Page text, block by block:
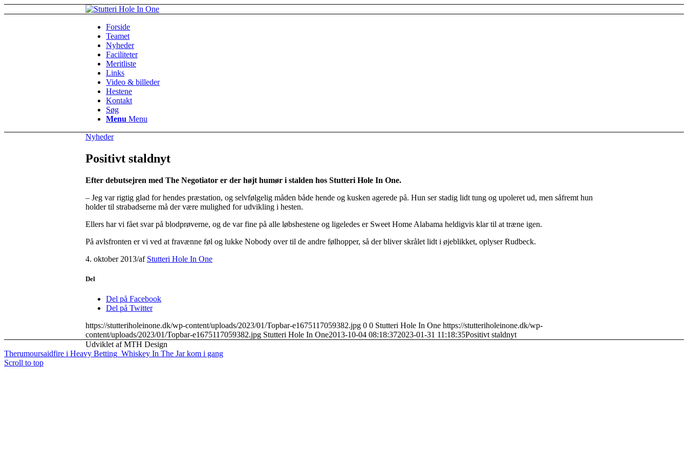
Forside
Teamet
Nyheder
Faciliteter
Meritliste
Links
Video & billeder
Hestene
Kontakt
Søg
Menu Menu
Nyheder
Positivt staldnyt
Efter debutsejren med The Negotiator er der højt humør i stalden hos Stutteri Hole In One.
– Jeg var rigtig glad for hendes præstation, og selvfølgelig måden både hende og kusken agerede på. Hun ser stadig lidt tung og upoleret ud, men såfremt hun
holder til strabadserne må der være mulighed for udvikling i hesten.
Ellers har vi fået svar på blodprøverne, og de var fine på alle løbshestene og ligeledes er Sweet Home Alabama heldigvis klar til at træne igen.
På avlsfronten er vi ved at fravænne føl og lukke Nobody over til de andre følhopper, så der bliver skrålet lidt i øjeblikket, oplyser Rudbeck.
4. oktober 2013/af Stutteri Hole In One
Del
Del på Facebook
Del på Twitter
https://stutteriholeinone.dk/wp-content/uploads/2023/01/Topbar-e1675117059382.jpg 0 0 Stutteri Hole In One https://stutteriholeinone.dk/wp-
content/uploads/2023/01/Topbar-e1675117059382.jpg Stutteri Hole In One2013-10-04 08:18:372023-01-31 11:18:35Positivt staldnyt
Udviklet af MTH Design
Therumoursaidfire i Heavy Betting Whiskey In The Jar kom i gang
Scroll to top